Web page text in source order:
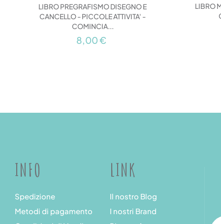
LIBRO PREGRAFISMO DISEGNO E
CANCELLO - PICCOLE ATTIVITA' -
COMINCIA...
8,00 €
LIBRO
INFO
Spedizione
Metodi di pagamento
LINK
Il nostro Blog
I nostri Brand